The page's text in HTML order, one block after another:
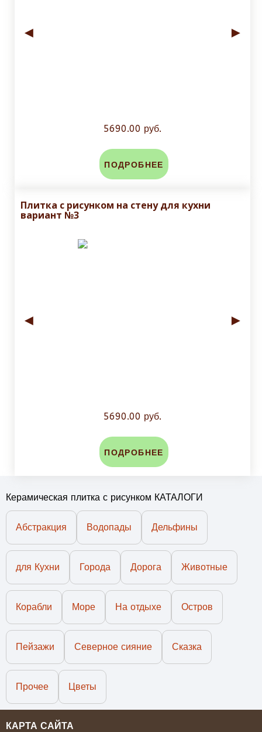
◄ ►
5690.00 руб.
ПОДРОБНЕЕ
Плитка с рисунком на стену для кухни
вариант №3
◄ ►
5690.00 руб.
ПОДРОБНЕЕ
Керамическая плитка с рисунком КАТАЛОГИ
Абстракция Водопады Дельфины
для Кухни Города Дорога Животные
Корабли Море На отдыхе Остров
Пейзажи Северное сияние Сказка
Прочее Цветы
КАРТА САЙТА